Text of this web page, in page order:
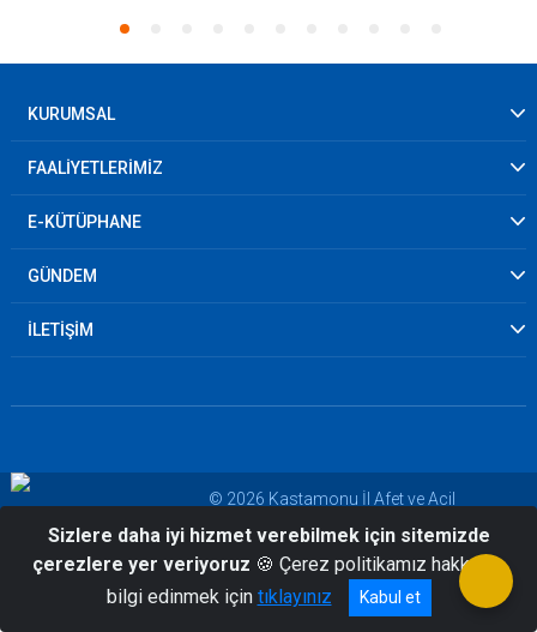
KURUMSAL
FAALİYETLERİMİZ
E-KÜTÜPHANE
GÜNDEM
İLETİŞİM
© 2026 Kastamonu İl Afet ve Acil
Durum Müdürlüğü
Sizlere daha iyi hizmet verebilmek için sitemizde
çerezlere yer veriyoruz 🍪 Çerez politikamız hakkında
bilgi edinmek için tıklayınız Kabul et